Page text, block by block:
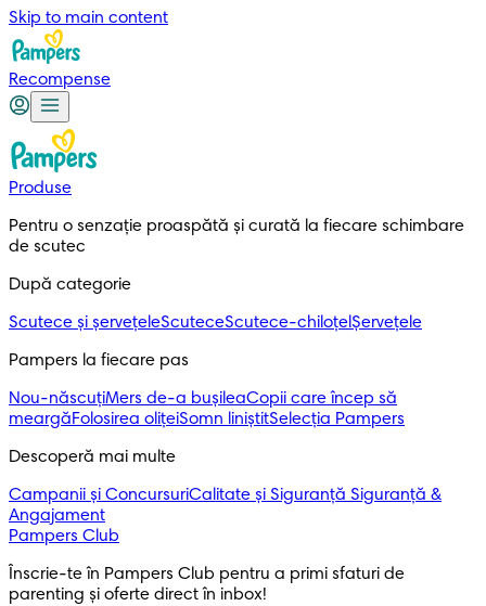
Skip to main content
Recompense
Produse
Pentru o senzație proaspătă și curată la fiecare schimbare
de scutec
După categorie
Scutece și șervețeleScuteceScutece-chiloțelȘervețele
Pampers la fiecare pas
Nou-născuțiMers de-a bușileaCopii care încep să
meargăFolosirea olițeiSomn liniștitSelecția Pampers
Descoperă mai multe
Campanii și ConcursuriCalitate și Siguranță Siguranță &
Angajament
Pampers Club
Înscrie-te în Pampers Club pentru a primi sfaturi de
parenting și oferte direct în inbox!